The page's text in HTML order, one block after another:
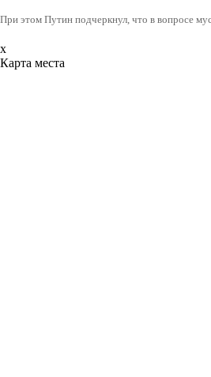
При этом Путин подчеркнул, что в вопросе
x
Карта места